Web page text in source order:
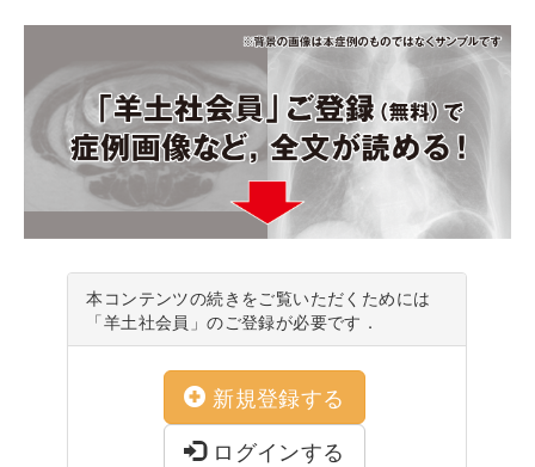
本コンテンツの続きをご覧いただくためには
「羊土社会員」のご登録が必要です．
新規登録する
ログインする